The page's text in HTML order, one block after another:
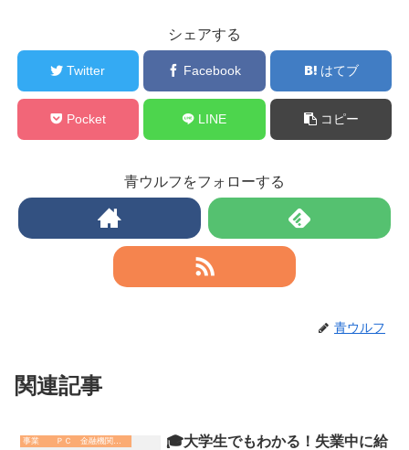
シェアする
Twitter Facebook はてブ
Pocket LINE コピー
青ウルフをフォローする
青ウルフ
関連記事
🎓大学生でもわかる！失業中に給